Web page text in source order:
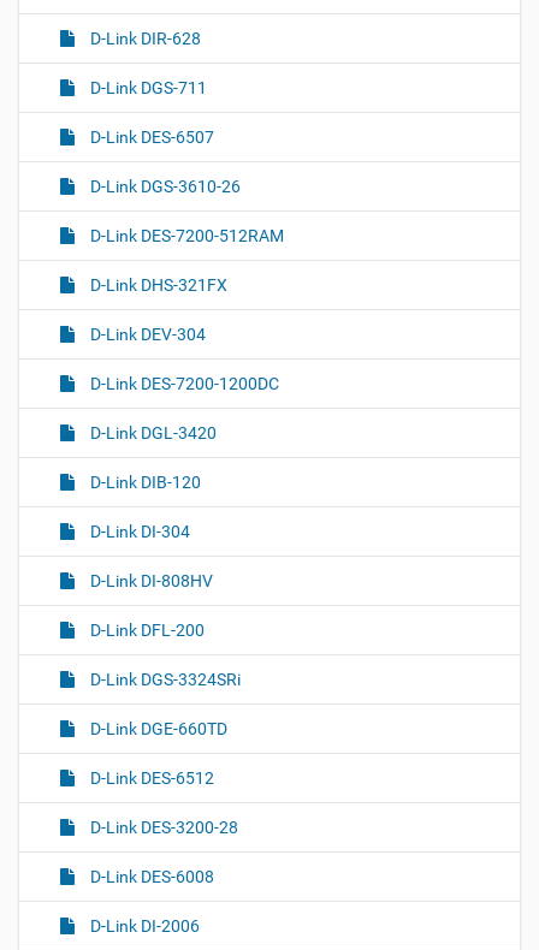
D-Link DIR-628
D-Link DGS-711
D-Link DES-6507
D-Link DGS-3610-26
D-Link DES-7200-512RAM
D-Link DHS-321FX
D-Link DEV-304
D-Link DES-7200-1200DC
D-Link DGL-3420
D-Link DIB-120
D-Link DI-304
D-Link DI-808HV
D-Link DFL-200
D-Link DGS-3324SRi
D-Link DGE-660TD
D-Link DES-6512
D-Link DES-3200-28
D-Link DES-6008
D-Link DI-2006